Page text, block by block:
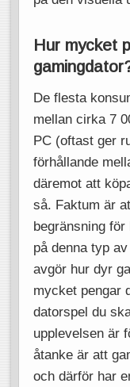
Hur mycket
De flesta
mellan cirka 7
PC (oftast ger
förhållande
däremot att
så. Faktum är
begränsning
på denna typ
avgör hur dyr
mycket pengar
datorspel du
upplevelsen är
åtanke är att
och därför har